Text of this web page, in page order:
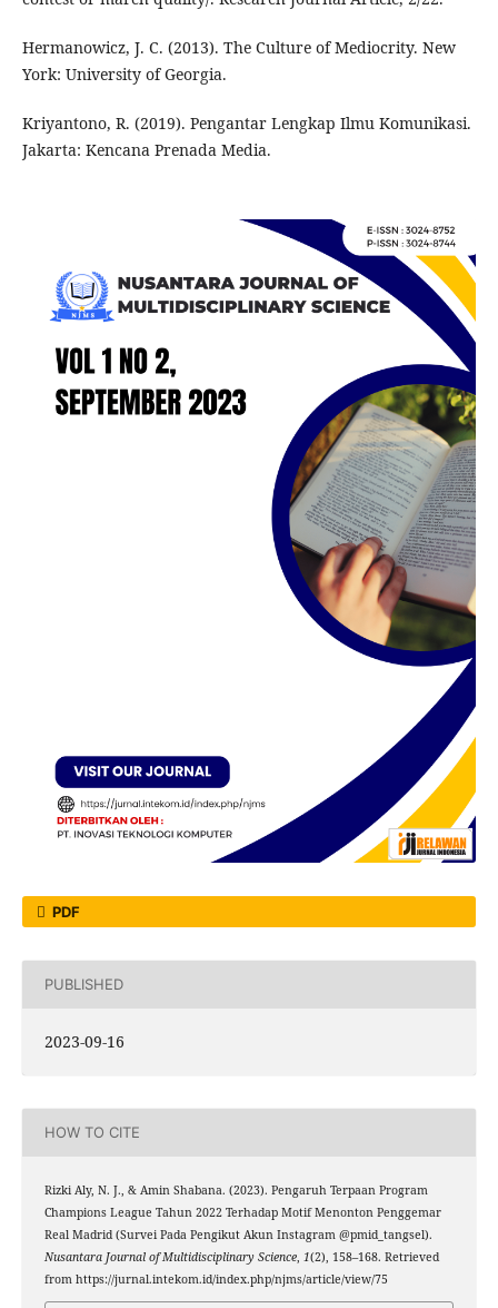
Hermanowicz, J. C. (2013). The Culture of Mediocrity. New
York: University of Georgia.
Kriyantono, R. (2019). Pengantar Lengkap Ilmu Komunikasi.
Jakarta: Kencana Prenada Media.
PDF
PUBLISHED
2023-09-16
HOW TO CITE
Rizki Aly, N. J., & Amin Shabana. (2023). Pengaruh Terpaan Program
Champions League Tahun 2022 Terhadap Motif Menonton Penggemar
Real Madrid (Survei Pada Pengikut Akun Instagram @pmid_tangsel).
Nusantara Journal of Multidisciplinary Science, 1(2), 158–168. Retrieved
from https://jurnal.intekom.id/index.php/njms/article/view/75